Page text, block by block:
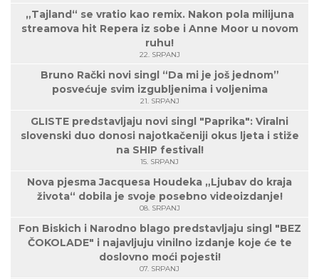
„Tajland“ se vratio kao remix. Nakon pola milijuna
streamova hit Repera iz sobe i Anne Moor u novom
ruhu!
22. SRPANJ
Bruno Rački novi singl “Da mi je još jednom”
posvećuje svim izgubljenima i voljenima
21. SRPANJ
GLISTE predstavljaju novi singl "Paprika": Viralni
slovenski duo donosi najotkačeniji okus ljeta i stiže
na SHIP festival!
15. SRPANJ
Nova pjesma Jacquesa Houdeka „Ljubav do kraja
života“ dobila je svoje posebno videoizdanje!
08. SRPANJ
Fon Biskich i Narodno blago predstavljaju singl "BEZ
ČOKOLADE" i najavljuju vinilno izdanje koje će te
doslovno moći pojesti!
07. SRPANJ